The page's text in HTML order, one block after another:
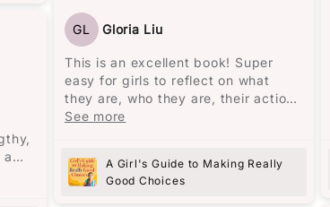
沙
量
消
勞
部
的
a
現，那個曾經繁榮一時的地方，最終終
歸沉寂，敵不過自然的摧毀。
故事述說了奧雷里亞諾四代人的人生。
從出生到死亡，從建立到衰敗，從熱鬧
到孤獨。很多人說四代人的名字為何都
要起一樣的，在我看來，這是一代又一
都像在重覆著上一代的經歷，但最終都
以失敗衰亡告終。
黎智英將自己七歲時的經歷與兒子的相
比，認為“No pain no gain的人生哲理
只是老生常談的迷信。”（頁25）他強
調，造就一個人的不是經歷，而是人格
特質。例如，他到香港後很少看中文
批判性思考、功利而不唯利、專注自
律，都顯示了他的人格特質。
GL Gloria Liu
This is an excellent book! Super
easy for girls to reflect on what
they are, who they are, their actions
and feelings. Elizabeth George is
better person with a better
childhood! I really recommend this
See more
A Girl's Guide to Making Really
Good Choices